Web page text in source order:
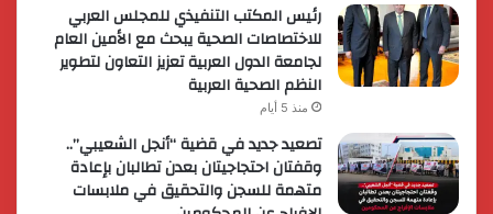
رئيس المكتب التنفيذي للمجلس العربي
للاختصاصات الصحية يبحث مع الأمين العام
لجامعة الدول العربية تعزيز التعاون لتطوير
النظم الصحية العربية
منذ 5 أيام
تصعيد جديد في قضية “أنجل الشعيبي”..
وقفتان احتجاجيتان بعدن تطالبان بإعادة
متهمة للسجن والتحقيق في ملابسات